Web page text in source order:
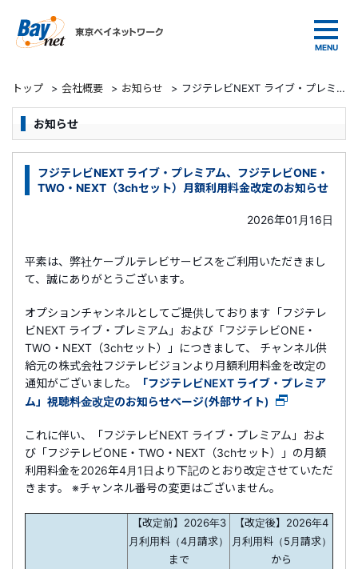
トップ > 会社概要 > お知らせ > フジテレビNEXT ライブ・プレミアム、フジテレビONE・TWO・NEXT（3chセット）月額利用料金改定のお知らせ
お知らせ
フジテレビNEXT ライブ・プレミアム、フジテレビONE・
TWO・NEXT（3chセット）月額利用料金改定のお知らせ
2026年01月16日
平素は、弊社ケーブルテレビサービスをご利用いただきまし
て、誠にありがとうございます。
オプションチャンネルとしてご提供しております「フジテレ
ビNEXT ライブ・プレミアム」および「フジテレビONE・
TWO・NEXT（3chセット）」につきまして、 チャンネル供
給元の株式会社フジテレビジョンより月額利用料金を改定の
通知がございました。
「フジテレビNEXT ライブ・プレミア
ム」視聴料金改定のお知らせページ(外部サイト)
これに伴い、「フジテレビNEXT ライブ・プレミアム」およ
び「フジテレビONE・TWO・NEXT（3chセット）」の月額
利用料金を2026年4月1日より下記のとおり改定させていただ
きます。 ※チャンネル番号の変更はございません。
【改定前】2026年3
月利用料（4月請求）
まで
【改定後】2026年4
月利用料（5月請求）
から